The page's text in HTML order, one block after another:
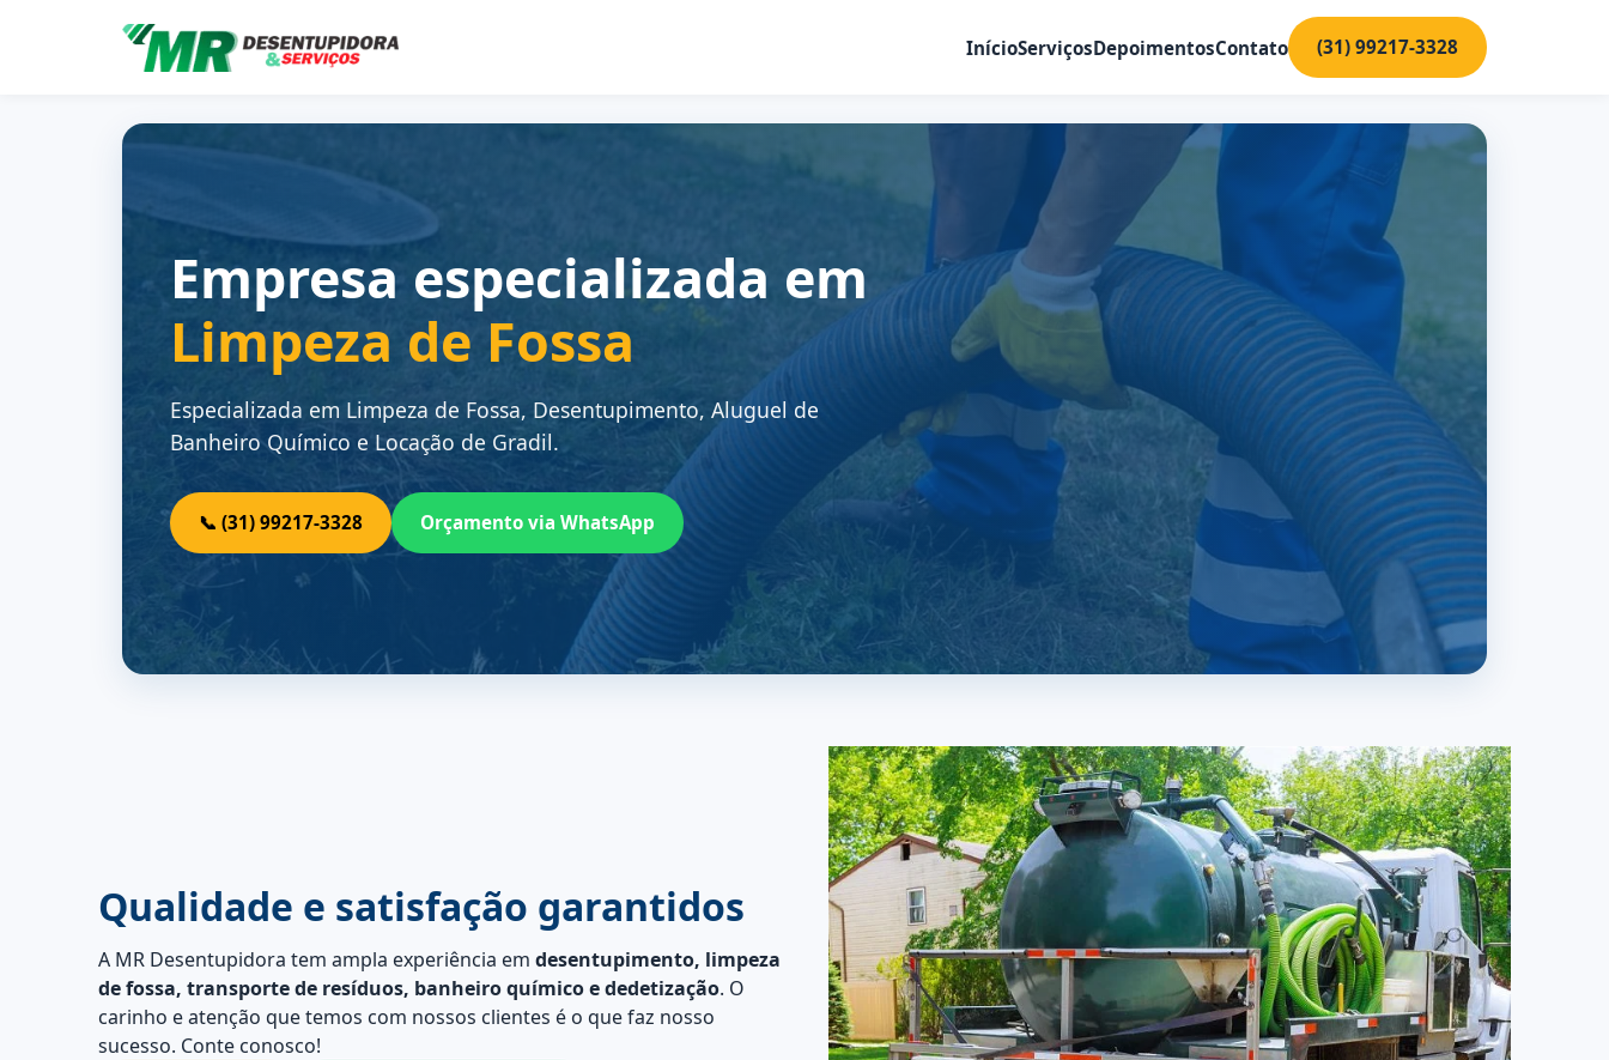
InícioServiçosDepoimentosContato (31) 99217-3328
Empresa especializada em
Limpeza de Fossa
Especializada em Limpeza de Fossa, Desentupimento, Aluguel de
Banheiro Químico e Locação de Gradil.
📞 (31) 99217-3328 Orçamento via WhatsApp
Qualidade e satisfação garantidos
A MR Desentupidora tem ampla experiência em desentupimento, limpeza
de fossa, transporte de resíduos, banheiro químico e dedetização. O
carinho e atenção que temos com nossos clientes é o que faz nosso
sucesso. Conte conosco!